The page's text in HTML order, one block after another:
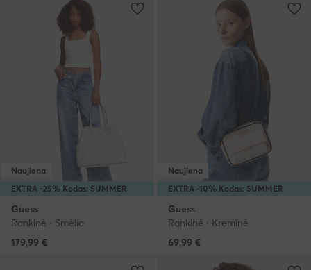
EXTRA -25% Kodas: SUMMER
Naujiena
Guess
Rankinė · Smėlio
179,99 €
EXTRA -10% Kodas: SUMMER
Naujiena
Guess
Rankinė · Kreminė
69,99 €